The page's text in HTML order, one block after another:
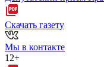
Скачать газету
Мы в контакте
12+